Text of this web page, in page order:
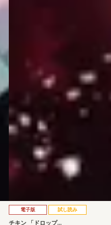
電子版 試し読み
チキン 「ドロップ…